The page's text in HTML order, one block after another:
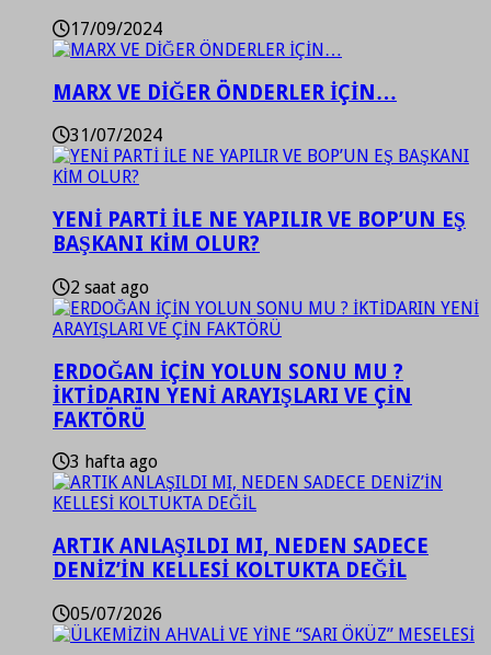
17/09/2024
MARX VE DİĞER ÖNDERLER İÇİN…
31/07/2024
YENİ PARTİ İLE NE YAPILIR VE BOP’UN EŞ
BAŞKANI KİM OLUR?
2 saat ago
ERDOĞAN İÇİN YOLUN SONU MU ?
İKTİDARIN YENİ ARAYIŞLARI VE ÇİN
FAKTÖRÜ
3 hafta ago
ARTIK ANLAŞILDI MI, NEDEN SADECE
DENİZ’İN KELLESİ KOLTUKTA DEĞİL
05/07/2026